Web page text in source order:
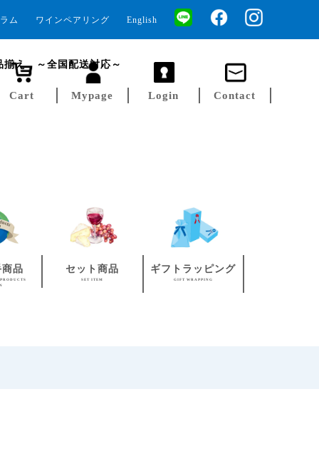
English
ワインペアリング
ム
揃え ～全国配送対応～
Contact
Login
Mypage
Cart
商品 セット商品
SET ITEM
ギフトラッピング
GIFT WRAPPING